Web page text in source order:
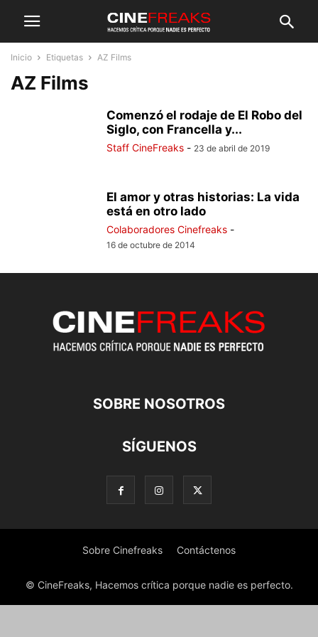
Inicio Etiquetas AZ Films
AZ Films
Comenzó el rodaje de El Robo del
Siglo, con Francella y...
Staff CineFreaks - 23 de abril de 2019
El amor y otras historias: La vida
está en otro lado
Colaboradores Cinefreaks -
16 de octubre de 2014
SOBRE NOSOTROS
SÍGUENOS
Sobre Cinefreaks Contáctenos
© CineFreaks, Hacemos crítica porque nadie es perfecto.